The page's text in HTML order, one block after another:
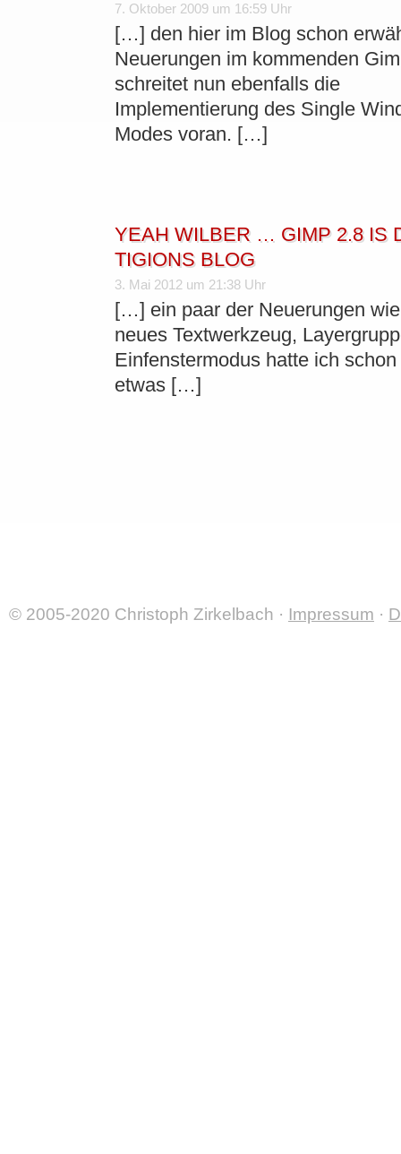
7. Oktober 2009 um 16:59 Uhr
[…] den hier im Blog schon
Neuerungen im kommenden
schreitet nun ebenfalls die
Implementierung des Single
Modes voran. […]
YEAH WILBER … GIMP 2.8 IS
TIGIONS BLOG
3. Mai 2012 um 21:38 Uhr
[…] ein paar der Neuerungen
neues Textwerkzeug,
Einfenstermodus hatte ich
etwas […]
© 2005-2020 Christoph Zirkelbach · Impressum ·